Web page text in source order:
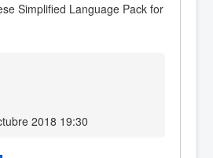
Simplified Language Pack for
2018 19:30